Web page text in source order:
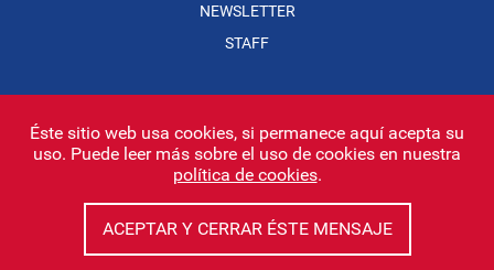
NEWSLETTER
STAFF
Infonegocios 2026| INFONEGOCIOS S.A. · CUIT: 30710438486 |
Políticas de Privacidad|Protección de datos personales
Iñigo Biain
Este sitio esta protegido por Google reCAPTCHA y conPolíticas de
privacidad de GoogleyTerminos del servicioaplicados.
Éste sitio web usa cookies, si permanece aquí acepta su
uso. Puede leer más sobre el uso de cookies en nuestra
política de cookies.
ACEPTAR Y CERRAR ÉSTE MENSAJE